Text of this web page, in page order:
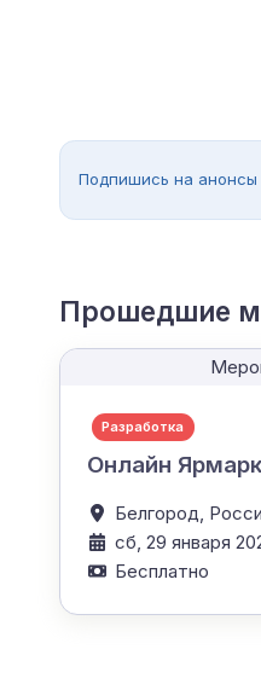
Подпишись на анонсы
Прошедшие
Разработка
Онлайн
Белгород,
сб, 29 января
Бесплатно